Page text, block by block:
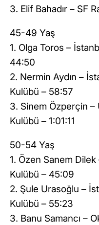
3. Elif Bahadır – SF
45-49 Yaş
1. Olga Toros –
44:50
2. Nermin Aydın –
Kulübü – 58:57
3. Sinem Özperçin –
Kulübü – 1:01:11
50-54 Yaş
1. Özen Sanem
Kulübü – 45:09
2. Şule Urasoğlu –
Kulübü – 55:23
3. Banu Samancı –